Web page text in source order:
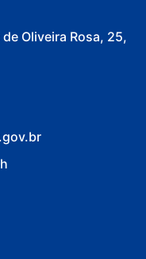
Oliveira Rosa, 25,